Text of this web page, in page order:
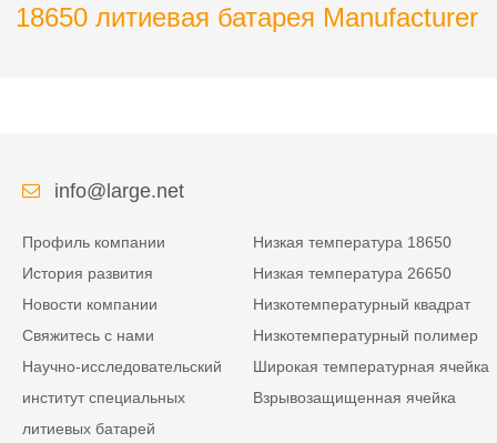
18650 литиевая батарея Manufacturer
info@large.net
Профиль компании
История развития
Новости компании
Свяжитесь с нами
Научно-исследовательский
институт специальных
литиевых батарей
Низкая температура 18650
Низкая температура 26650
Низкотемпературный квадрат
Низкотемпературный полимер
Широкая температурная ячейка
Взрывозащищенная ячейка